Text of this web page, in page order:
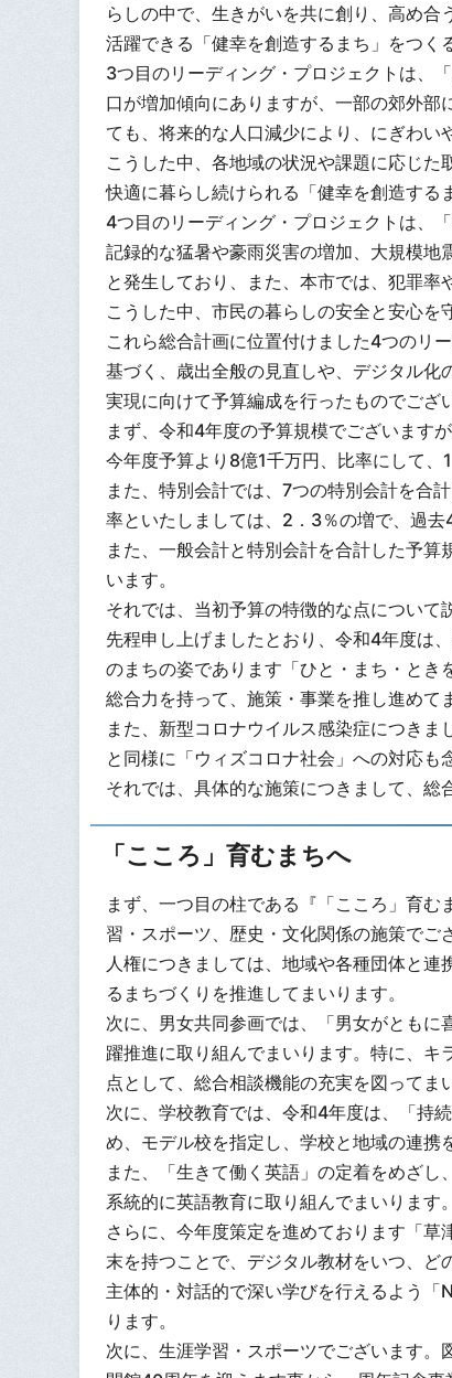
らしの中で、生きがいを共に創り、高め
活躍できる「健幸を創造するまち」をつく
3つ目のリーディング・プロジェクトは、
口が増加傾向にありますが、一部の郊外
ても、将来的な人口減少により、にぎわい
こうした中、各地域の状況や課題に応じた
快適に暮らし続けられる「健幸を創造する
4つ目のリーディング・プロジェクトは、
記録的な猛暑や豪雨災害の増加、大規模地
と発生しており、また、本市では、犯罪率
こうした中、市民の暮らしの安全と安心を
これら総合計画に位置付けました4つのリ
基づく、歳出全般の見直しや、デジタル
実現に向けて予算編成を行ったものでござ
まず、令和4年度の予算規模でございます
今年度予算より8億1千万円、比率にして、
また、特別会計では、7つの特別会計を合
率といたしましては、2．3％の増で、過去
また、一般会計と特別会計を合計した予
います。
それでは、当初予算の特徴的な点について
先程申し上げましたとおり、令和4年度は
のまちの姿であります「ひと・まち・と
総合力を持って、施策・事業を推し進めて
また、新型コロナウイルス感染症につき
と同様に「ウィズコロナ社会」への対応も
それでは、具体的な施策につきまして、総
「こころ」育むまちへ
まず、一つ目の柱である『「こころ」育
習・スポーツ、歴史・文化関係の施策でご
人権につきましては、地域や各種団体と
るまちづくりを推進してまいります。
次に、男女共同参画では、「男女がとも
躍推進に取り組んでまいります。特に、
点として、総合相談機能の充実を図ってま
次に、学校教育では、令和4年度は、「持
め、モデル校を指定し、学校と地域の連携
また、「生きて働く英語」の定着をめざし
系統的に英語教育に取り組んでまいります。
さらに、今年度策定を進めております「
末を持つことで、デジタル教材をいつ、
主体的・対話的で深い学びを行えるよう
ります。
次に、生涯学習・スポーツでございます